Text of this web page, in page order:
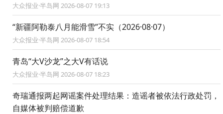
大众报业·半岛网 2026-08-07 19:13
“新疆阿勒泰八月能滑雪”不实（2026·08·07）
大众报业·半岛网 2026-08-07 18:54
青岛“大V沙龙”之大V有话说
大众报业·半岛网 2026-08-07 18:23
奇瑞通报两起网谣案件处理结果：造谣者被依法行政处罚，
自媒体被判赔偿道歉